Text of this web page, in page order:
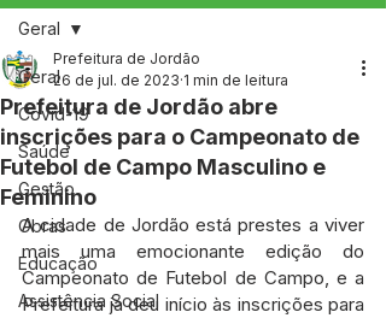
Geral
Covid-19
Saúde
Gestão
Obras
Educação
Assistência Social
Geral
Prefeitura de Jordão abre
inscrições para o Campeonato de
Futebol de Campo Masculino e
Feminino
Prefeitura de Jordão
26 de jul. de 2023 1 min de leitura
A cidade de Jordão está prestes a viver
mais uma emocionante edição do
Campeonato de Futebol de Campo, e a
Prefeitura já deu início às inscrições para